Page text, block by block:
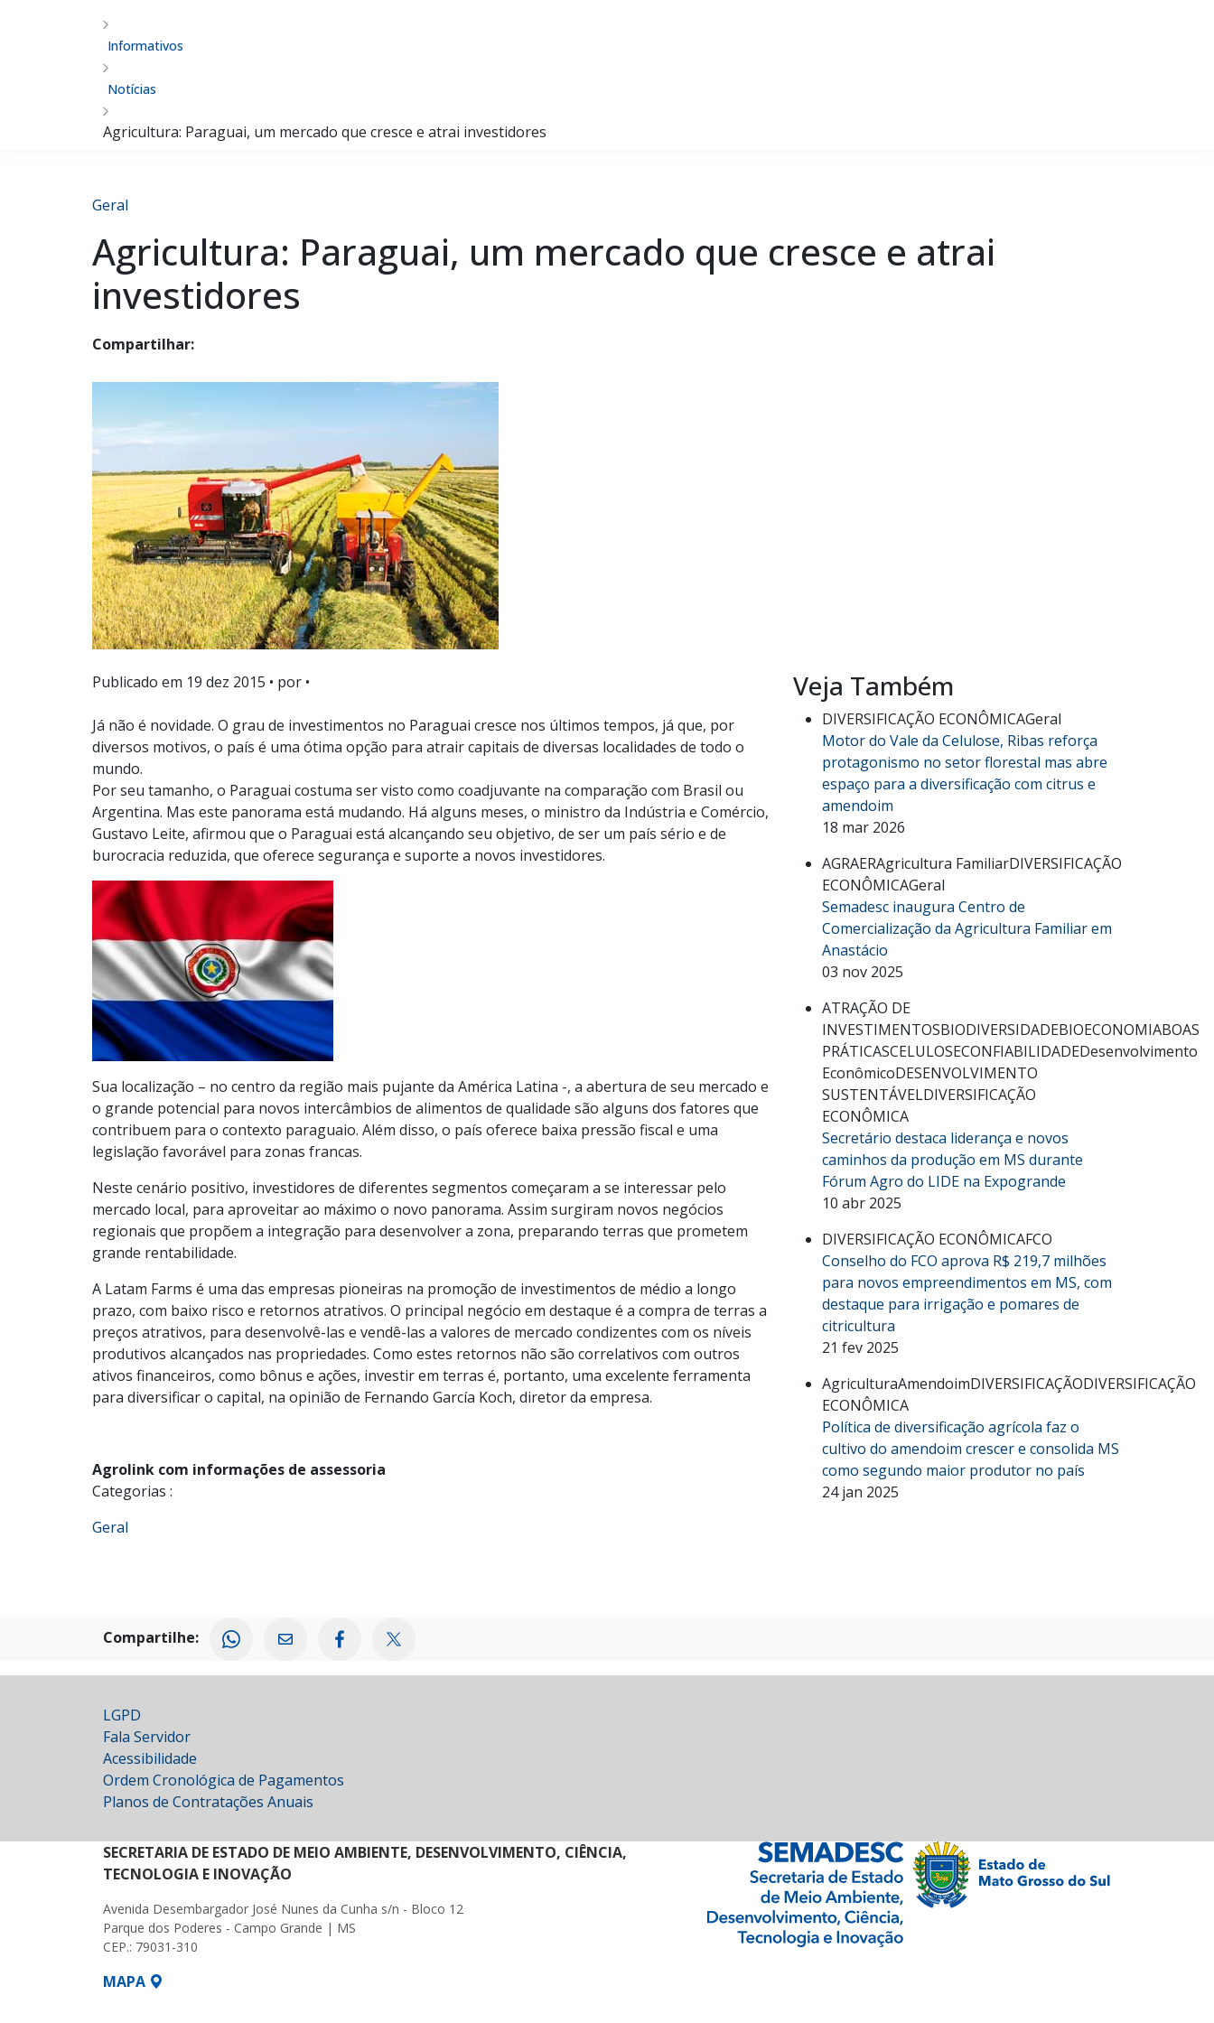
Informativos
Notícias
Agricultura: Paraguai, um mercado que cresce e atrai investidores
Geral
Agricultura: Paraguai, um mercado que cresce e atrai
investidores
Compartilhar:
Publicado em 19 dez 2015 • por •
Já não é novidade. O grau de investimentos no Paraguai cresce nos últimos tempos, já que, por
diversos motivos, o país é uma ótima opção para atrair capitais de diversas localidades de todo o
mundo.
Por seu tamanho, o Paraguai costuma ser visto como coadjuvante na comparação com Brasil ou
Argentina. Mas este panorama está mudando. Há alguns meses, o ministro da Indústria e Comércio,
Gustavo Leite, afirmou que o Paraguai está alcançando seu objetivo, de ser um país sério e de
burocracia reduzida, que oferece segurança e suporte a novos investidores.
Sua localização – no centro da região mais pujante da América Latina -, a abertura de seu mercado e
o grande potencial para novos intercâmbios de alimentos de qualidade são alguns dos fatores que
contribuem para o contexto paraguaio. Além disso, o país oferece baixa pressão fiscal e uma
legislação favorável para zonas francas.
Neste cenário positivo, investidores de diferentes segmentos começaram a se interessar pelo
mercado local, para aproveitar ao máximo o novo panorama. Assim surgiram novos negócios
regionais que propõem a integração para desenvolver a zona, preparando terras que prometem
grande rentabilidade.
A Latam Farms é uma das empresas pioneiras na promoção de investimentos de médio a longo
prazo, com baixo risco e retornos atrativos. O principal negócio em destaque é a compra de terras a
preços atrativos, para desenvolvê-las e vendê-las a valores de mercado condizentes com os níveis
produtivos alcançados nas propriedades. Como estes retornos não são correlativos com outros
ativos financeiros, como bônus e ações, investir em terras é, portanto, uma excelente ferramenta
para diversificar o capital, na opinião de Fernando García Koch, diretor da empresa.
Agrolink com informações de assessoria
Categorias :
Geral
Veja Também
DIVERSIFICAÇÃO ECONÔMICAGeral
Motor do Vale da Celulose, Ribas reforça
protagonismo no setor florestal mas abre
espaço para a diversificação com citrus e
amendoim
18 mar 2026
AGRAERAgricultura FamiliarDIVERSIFICAÇÃO
ECONÔMICAGeral
Semadesc inaugura Centro de
Comercialização da Agricultura Familiar em
Anastácio
03 nov 2025
ATRAÇÃO DE
INVESTIMENTOSBIODIVERSIDADEBIOECONOMIABOAS
PRÁTICASCELULOSECONFIABILIDADEDesenvolvimento
EconômicoDESENVOLVIMENTO
SUSTENTÁVELDIVERSIFICAÇÃO
ECONÔMICA
Secretário destaca liderança e novos
caminhos da produção em MS durante
Fórum Agro do LIDE na Expogrande
10 abr 2025
DIVERSIFICAÇÃO ECONÔMICAFCO
Conselho do FCO aprova R$ 219,7 milhões
para novos empreendimentos em MS, com
destaque para irrigação e pomares de
citricultura
21 fev 2025
AgriculturaAmendoimDIVERSIFICAÇÃODIVERSIFICAÇÃO
ECONÔMICA
Política de diversificação agrícola faz o
cultivo do amendoim crescer e consolida MS
como segundo maior produtor no país
24 jan 2025
Compartilhe:
LGPD
Fala Servidor
Acessibilidade
Ordem Cronológica de Pagamentos
Planos de Contratações Anuais
SECRETARIA DE ESTADO DE MEIO AMBIENTE, DESENVOLVIMENTO, CIÊNCIA,
TECNOLOGIA E INOVAÇÃO
Avenida Desembargador José Nunes da Cunha s/n - Bloco 12
Parque dos Poderes - Campo Grande | MS
CEP.: 79031-310
MAPA